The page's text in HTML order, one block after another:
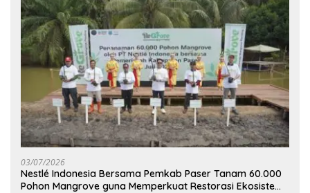
03/07/2026
Nestlé Indonesia Bersama Pemkab Paser Tanam 60.000
Pohon Mangrove guna Memperkuat Restorasi Ekosistem